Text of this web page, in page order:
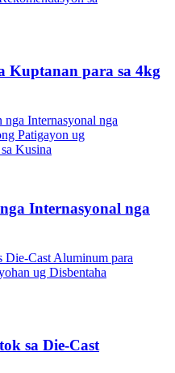
Kuptanan para sa 4kg
Internasyonal nga
sa Die-Cast